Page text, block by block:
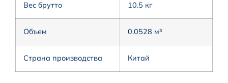
Вес брутто 10.5 кг
Объем 0.0528 м³
Страна производства Китай